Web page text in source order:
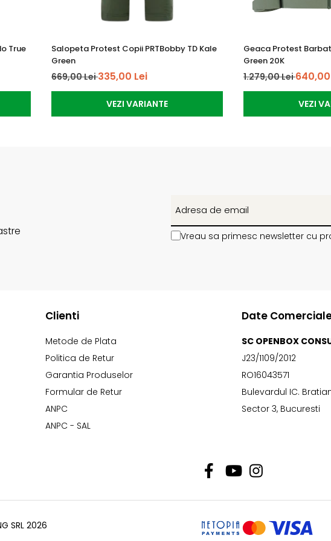
True
Salopeta Protest Copii PRTBobby TD Kale
Green
669,00 Lei335,00 Lei
VEZI VARIANTE
Geaca Protest
Green 20K
1.279,00 Lei
VEZI
Vreau sa primesc newsletter cu
Clienti
Metode de Plata
Politica de Retur
Garantia Produselor
Formular de Retur
ANPC
ANPC - SAL
Date
SC OPENBOX
J23/1109/2012
RO16043571
Bulevardul IC.
Sector 3, Bucuresti
SRL 2026